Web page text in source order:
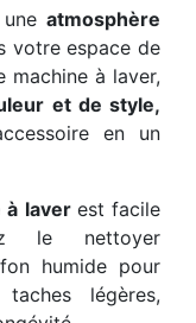
atmosphère
votre espace de
machine à laver,
et de style,
en un
à laver est facile
le nettoyer
humide pour
légères,